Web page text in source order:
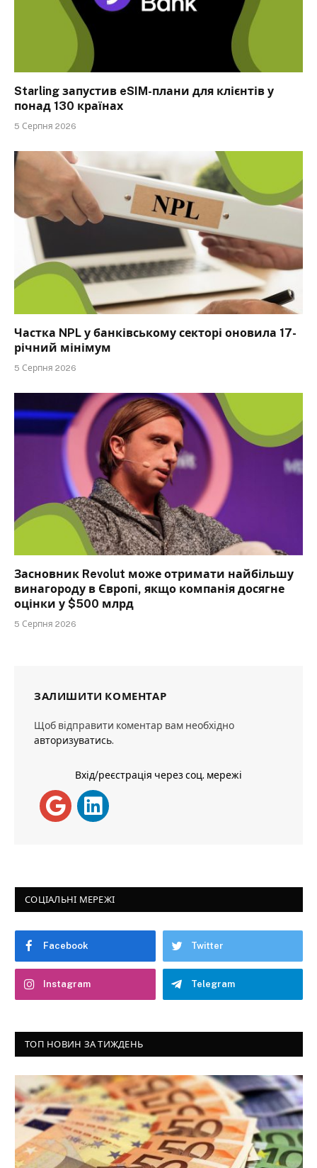
Starling запустив eSIM-плани для клієнтів у
понад 130 країнах
5 Серпня 2026
Частка NPL у банківському секторі оновила 17-
річний мінімум
5 Серпня 2026
Засновник Revolut може отримати найбільшу
винагороду в Європі, якщо компанія досягне
оцінки у $500 млрд
5 Серпня 2026
ЗАЛИШИТИ КОМЕНТАР
Щоб відправити коментар вам необхідно
авторизуватись.
Вхід/реєстрація через соц. мережі
СОЦІАЛЬНІ МЕРЕЖІ
Facebook Twitter
Instagram Telegram
ТОП НОВИН ЗА ТИЖДЕНЬ